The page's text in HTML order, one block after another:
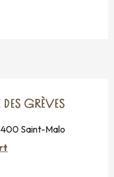
GRÈVES
Saint-Malo